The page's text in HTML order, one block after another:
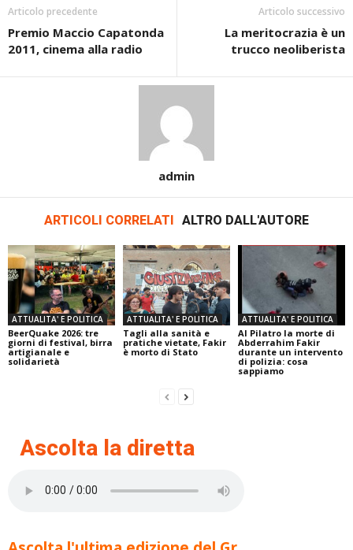
Articolo precedente
Premio Maccio Capatonda
2011, cinema alla radio
Articolo successivo
La meritocrazia è un
trucco neoliberista
admin
ARTICOLI CORRELATI ALTRO DALL'AUTORE
ATTUALITA' E POLITICA
BeerQuake 2026: tre
giorni di festival, birra
artigianale e
solidarietà
ATTUALITA' E POLITICA
Tagli alla sanità e
pratiche vietate, Fakir
è morto di Stato
ATTUALITA' E POLITICA
Al Pilatro la morte di
Abderrahim Fakir
durante un intervento
di polizia: cosa
sappiamo
Ascolta la diretta